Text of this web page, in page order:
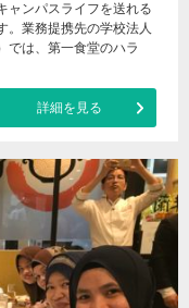
ャンパスライフを送れる
。業務提携先の学校法人
は、第一食堂のハラ
詳細を見る